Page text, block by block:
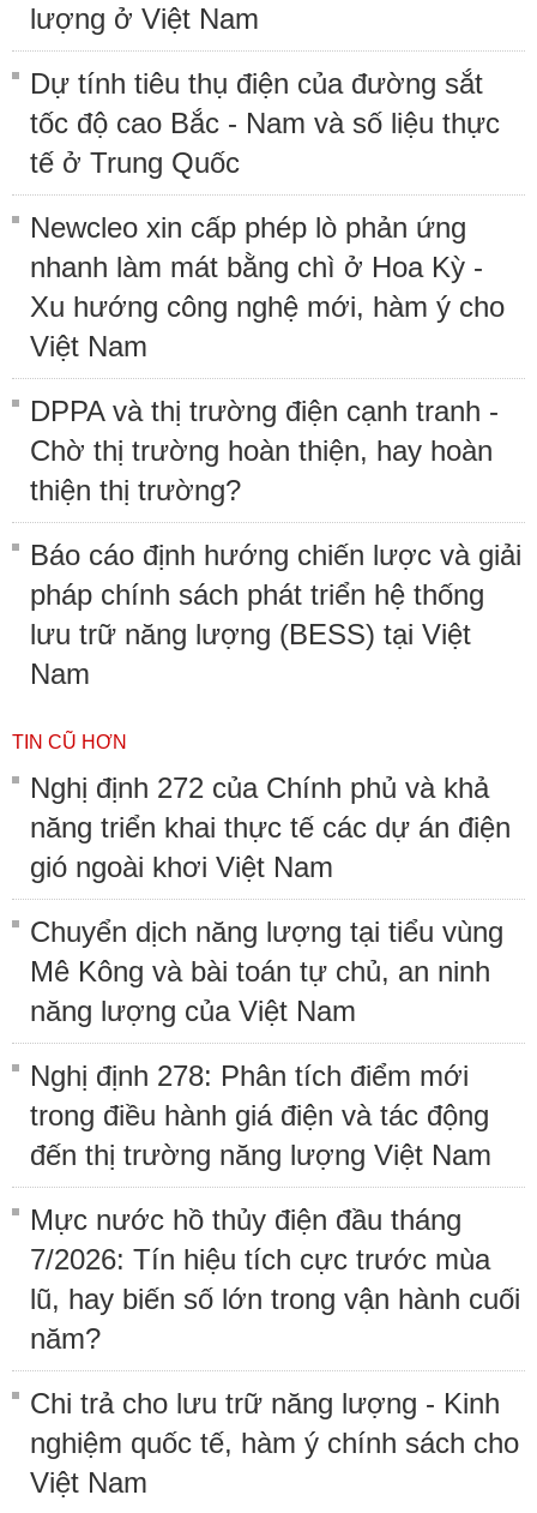
lượng ở Việt Nam
Dự tính tiêu thụ điện của đường sắt
tốc độ cao Bắc - Nam và số liệu thực
tế ở Trung Quốc
Newcleo xin cấp phép lò phản ứng
nhanh làm mát bằng chì ở Hoa Kỳ -
Xu hướng công nghệ mới, hàm ý cho
Việt Nam
DPPA và thị trường điện cạnh tranh -
Chờ thị trường hoàn thiện, hay hoàn
thiện thị trường?
Báo cáo định hướng chiến lược và giải
pháp chính sách phát triển hệ thống
lưu trữ năng lượng (BESS) tại Việt
Nam
TIN CŨ HƠN
Nghị định 272 của Chính phủ và khả
năng triển khai thực tế các dự án điện
gió ngoài khơi Việt Nam
Chuyển dịch năng lượng tại tiểu vùng
Mê Kông và bài toán tự chủ, an ninh
năng lượng của Việt Nam
Nghị định 278: Phân tích điểm mới
trong điều hành giá điện và tác động
đến thị trường năng lượng Việt Nam
Mực nước hồ thủy điện đầu tháng
7/2026: Tín hiệu tích cực trước mùa
lũ, hay biến số lớn trong vận hành cuối
năm?
Chi trả cho lưu trữ năng lượng - Kinh
nghiệm quốc tế, hàm ý chính sách cho
Việt Nam